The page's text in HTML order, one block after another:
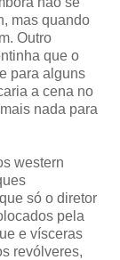
mas quando
Outro
que o
para alguns
a cena no
nada para
western
só o diretor
pela
e vísceras
revólveres,